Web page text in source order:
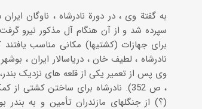
به گفتة وی ، در دورة نادرشاه ، ناوگان
سپرده شد و از آن هنگام آل مذکور نیرو
نادرشاه ، لطیف خان ، دریاسالار ایران ،
، ص 352). نادرشاه برای ساختن